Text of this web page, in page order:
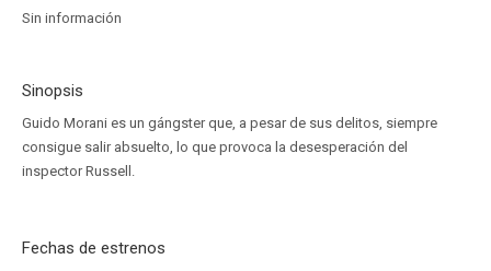
Sin información
Sinopsis
Guido Morani es un gángster que, a pesar de sus delitos, siempre
consigue salir absuelto, lo que provoca la desesperación del
inspector Russell.
Fechas de estrenos